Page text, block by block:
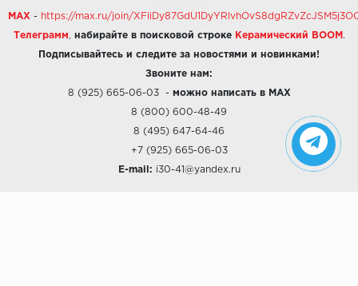
MAX - https://max.ru/join/
Телеграмм набирайте в поисковой строке Керамический BOOM .
Подписывайтесь и следите за новостями и новинками!
Звоните нам:
8 (925) 665-06-03- можно написать в MAX
8 (800) 600-48-49
8 (495) 647-64-46
+7 (925) 665-06-03
E-mail: i30-41@yandex.ru